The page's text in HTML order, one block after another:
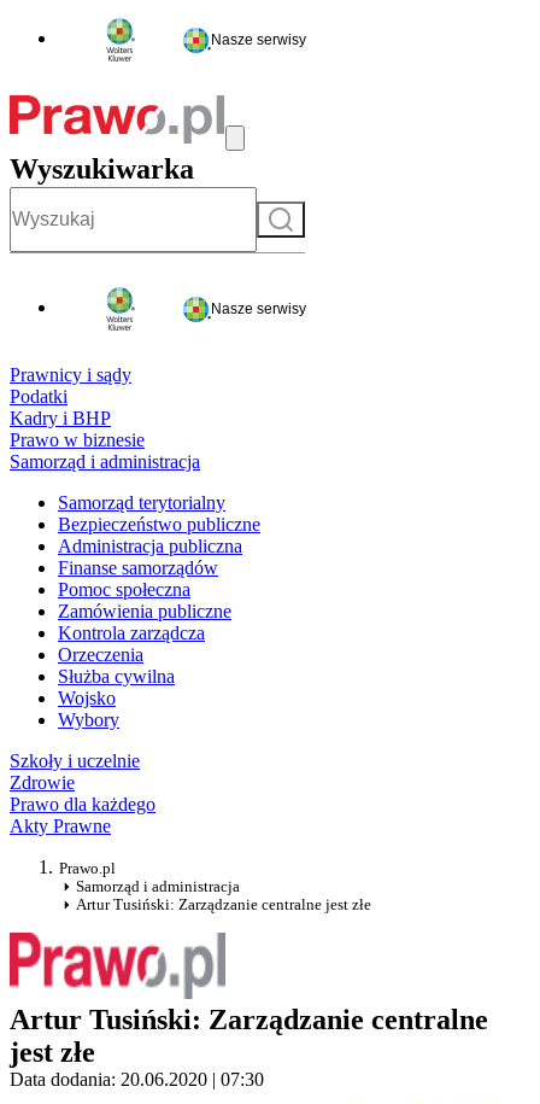
Nasze serwisy
Wyszukiwarka
Szukaj
Nasze serwisy
Prawnicy i sądy
Podatki
Kadry i BHP
Prawo w biznesie
Samorząd i administracja
Samorząd terytorialny
Bezpieczeństwo publiczne
Administracja publiczna
Finanse samorządów
Pomoc społeczna
Zamówienia publiczne
Kontrola zarządcza
Orzeczenia
Służba cywilna
Wojsko
Wybory
Szkoły i uczelnie
Zdrowie
Prawo dla każdego
Akty Prawne
Prawo.pl
Samorząd i administracja
Artur Tusiński: Zarządzanie centralne jest złe
Artur Tusiński: Zarządzanie centralne
jest złe
Data dodania: 20.06.2020 | 07:30